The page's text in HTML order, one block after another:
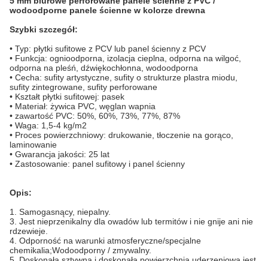
wodoodporne panele ścienne w kolorze drewna
Szybki szczegół:
• Typ: płytki sufitowe z PCV lub panel ścienny z PCV
• Funkcja: ognioodporna, izolacja cieplna, odporna na wilgoć,
odporna na pleśń, dźwiękochłonna, wodoodporna
• Cecha: sufity artystyczne, sufity o strukturze plastra miodu,
sufity zintegrowane, sufity perforowane
• Kształt płytki sufitowej: pasek
• Materiał: żywica PVC, węglan wapnia
• zawartość PVC: 50%, 60%, 73%, 77%, 87%
• Waga: 1,5-4 kg/m2
• Proces powierzchniowy: drukowanie, tłoczenie na gorąco,
laminowanie
• Gwarancja jakości: 25 lat
• Zastosowanie: panel sufitowy i panel ścienny
Opis:
1. Samogasnący, niepalny.
3. Jest nieprzenikalny dla owadów lub termitów i nie gnije ani nie
rdzewieje.
4. Odporność na warunki atmosferyczne/specjalne
chemikalia;Wodoodporny / zmywalny.